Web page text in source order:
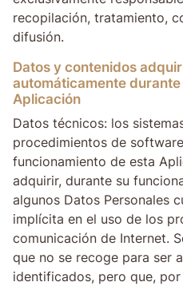
recopilación, tratamiento,
difusión.
Datos y contenidos
automáticamente durante
Aplicación
Datos técnicos: los
procedimientos de
funcionamiento de esta
adquirir, durante su
algunos Datos Personales
implícita en el uso de los
comunicación de Internet.
que no se recoge para ser
identificados, pero que,